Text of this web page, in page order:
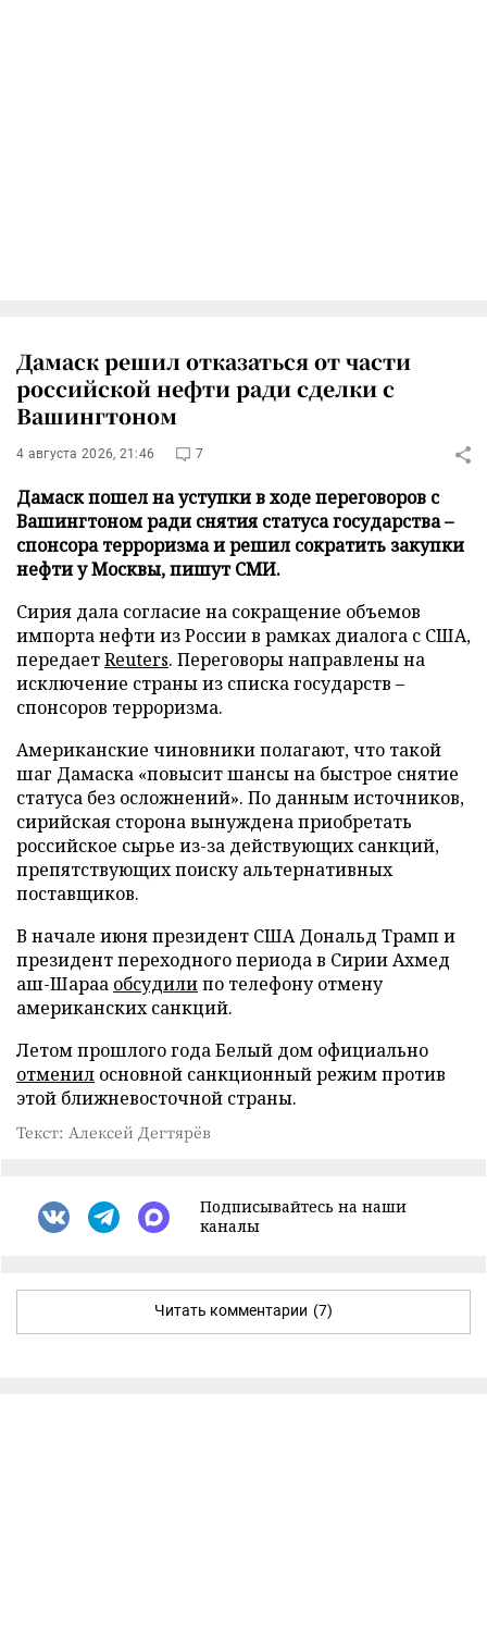
Дамаск решил отказаться от части
российской нефти ради сделки с
Вашингтоном
4 августа 2026, 21:46 7
Дамаск пошел на уступки в ходе переговоров с
Вашингтоном ради снятия статуса государства –
спонсора терроризма и решил сократить закупки
нефти у Москвы, пишут СМИ.
Сирия дала согласие на сокращение объемов
импорта нефти из России в рамках диалога с США,
передаетReuters. Переговоры направлены на
исключение страны из списка государств –
спонсоров терроризма.
Американские чиновники полагают, что такой
шаг Дамаска «повысит шансы на быстрое снятие
статуса без осложнений». По данным источников,
сирийская сторона вынуждена приобретать
российское сырье из-за действующих санкций,
препятствующих поиску альтернативных
поставщиков.
В начале июня президент США Дональд Трамп и
президент переходного периода в Сирии Ахмед
аш-Шараа обсудилипо телефону отмену
американских санкций.
Летом прошлого года Белый дом официально
отменил основной санкционный режим против
этой ближневосточной страны.
Текст: Алексей Дегтярёв
Подписывайтесь на наши
каналы
Читать комментарии (7)